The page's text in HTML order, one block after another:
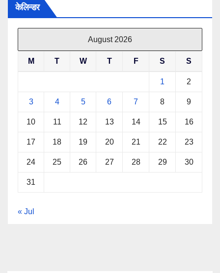
केलिन्डर
August 2026
M T W T F S S
1 2
3 4 5 6 7 8 9
10 11 12 13 14 15 16
17 18 19 20 21 22 23
24 25 26 27 28 29 30
31
« Jul